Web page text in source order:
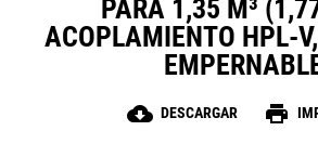
PARA 1,35 M³
ACOPLAMIENTO HPL-
cloud_download DESCARGAR print